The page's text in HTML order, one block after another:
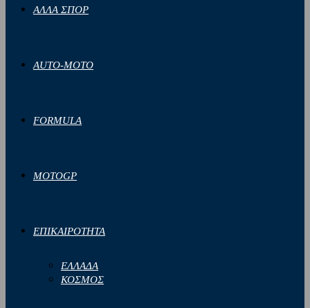
ΑΛΛΑ ΣΠΟΡ
AUTO-MOTO
FORMULA
MOTOGP
ΕΠΙΚΑΙΡΟΤΗΤΑ
ΕΛΛΑΔΑ
ΚΟΣΜΟΣ